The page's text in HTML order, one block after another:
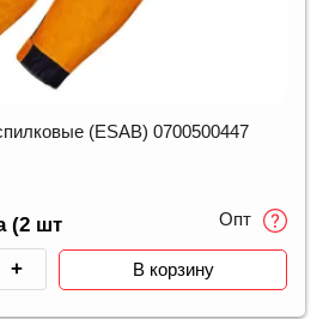
(ESAB) 0700500447
(2 шт Опт
+ В корзину